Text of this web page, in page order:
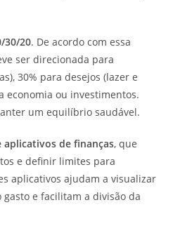
30/20. De acordo com essa
ser direcionada para
30% para desejos (lazer e
economia ou investimentos.
um equilíbrio saudável.
aplicativos de finanças, que
e definir limites para
aplicativos ajudam a visualizar
e facilitam a divisão da